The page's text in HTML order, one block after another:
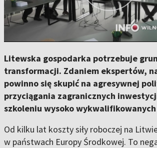
Litewska gospodarka potrzebuje
transformacji. Zdaniem ekspertów,
powinno się skupić na agresywnej
przyciągania zagranicznych
szkoleniu wysoko
Od kilku lat koszty siły roboczej na
w państwach Europy Środkowej. To